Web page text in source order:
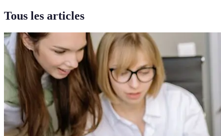
Tous les articles